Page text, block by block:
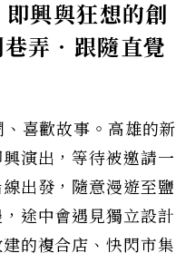
興與狂想的創
巷弄‧跟隨直覺
喜歡故事。高雄的新
演出，等待被邀請一
出發，隨意漫遊至鹽
途中會遇見獨立設計
的複合店、快閃市集